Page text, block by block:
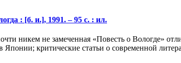
: [б. и.], 1991. – 95 с. : ил.
никем не замеченная «Повесть о Вологде»
критические статьи о современной